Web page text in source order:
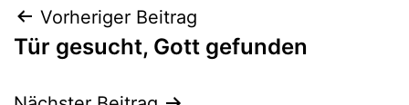
Beitragsnavigation
Vorheriger Beitrag
Tür gesucht, Gott gefunden